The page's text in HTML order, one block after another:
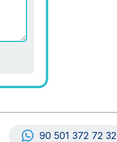
90 501 372 72 32